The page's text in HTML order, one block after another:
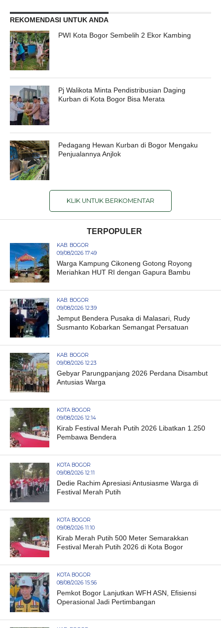
REKOMENDASI UNTUK ANDA
PWI Kota Bogor Sembelih 2 Ekor Kambing
Pj Walikota Minta Pendistribusian Daging
Kurban di Kota Bogor Bisa Merata
Pedagang Hewan Kurban di Bogor Mengaku
Penjualannya Anjlok
KLIK UNTUK BERKOMENTAR
TERPOPULER
KAB. BOGOR
09/08/2026 17:49
Warga Kampung Cikoneng Gotong Royong
Meriahkan HUT RI dengan Gapura Bambu
KAB. BOGOR
09/08/2026 12:39
Jemput Bendera Pusaka di Malasari, Rudy
Susmanto Kobarkan Semangat Persatuan
KAB. BOGOR
09/08/2026 12:23
Gebyar Parungpanjang 2026 Perdana Disambut
Antusias Warga
KOTA BOGOR
09/08/2026 12:14
Kirab Festival Merah Putih 2026 Libatkan 1.250
Pembawa Bendera
KOTA BOGOR
09/08/2026 12:11
Dedie Rachim Apresiasi Antusiasme Warga di
Festival Merah Putih
KOTA BOGOR
09/08/2026 11:10
Kirab Merah Putih 500 Meter Semarakkan
Festival Merah Putih 2026 di Kota Bogor
KOTA BOGOR
08/08/2026 15:56
Pemkot Bogor Lanjutkan WFH ASN, Efisiensi
Operasional Jadi Pertimbangan